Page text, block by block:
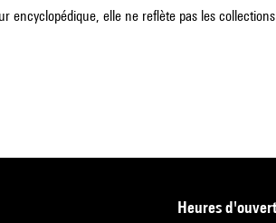
encyclopédique, elle ne reflète pas les
heures